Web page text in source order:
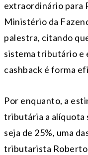
extraordinário para
Ministério da
palestra, citando
sistema tributário e
cashback é forma
Por enquanto, a
tributária a alíquota
seja de 25%, uma
tributarista